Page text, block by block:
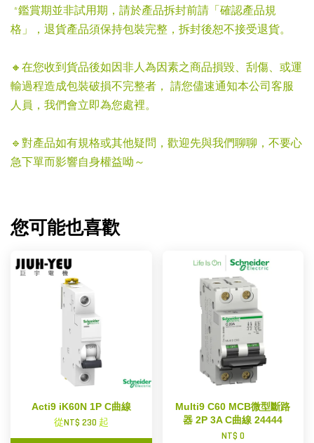
*鑑賞期並非試用期，請於產品拆封前請「確認產品規
格」，退貨產品須保持包裝完整，拆封後恕不接受退貨。
🔸在您收到貨品後如因非人為因素之商品損毀、刮傷、或運
輸過程造成包裝破損不完整者， 請您儘速通知本公司客服
人員，我們會立即為您處裡。
🔹對產品如有規格或其他疑問，歡迎先與我們聊聊，不要心
急下單而影響自身權益呦～
您可能也喜歡
Acti9 iK60N 1P C曲線
從NT$ 230 起
Multi9 C60 MCB微型斷路
器 2P 3A C曲線 24444
NT$ 0